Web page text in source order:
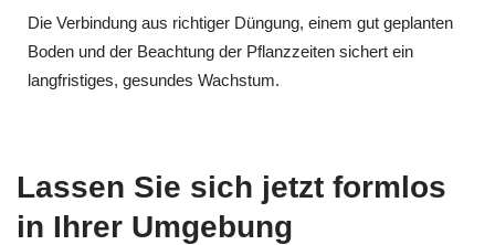
Die Verbindung aus richtiger Düngung, einem gut geplanten
Boden und der Beachtung der Pflanzzeiten sichert ein
langfristiges, gesundes Wachstum.
Lassen Sie sich jetzt formlos
in Ihrer Umgebung